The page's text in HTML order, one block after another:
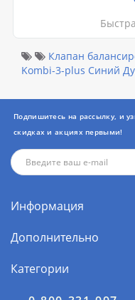
Клапан
Kombi-3-plus Синий
Подпишитесь на рассылку, и
скидках и акциях первыми!
Информация
Дополнительно
Категории